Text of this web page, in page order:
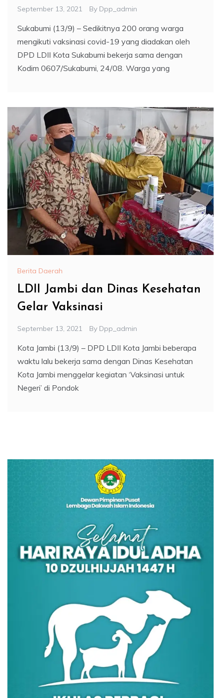
September 13, 2021 By Dpp_admin
Sukabumi (13/9) – Sedikitnya 200 orang warga
mengikuti vaksinasi covid-19 yang diadakan oleh
DPD LDII Kota Sukabumi bekerja sama dengan
Kodim 0607/Sukabumi, 24/08. Warga yang
Berita Daerah
LDII Jambi dan Dinas Kesehatan
Gelar Vaksinasi
September 13, 2021 By Dpp_admin
Kota Jambi (13/9) – DPD LDII Kota Jambi beberapa
waktu lalu bekerja sama dengan Dinas Kesehatan
Kota Jambi menggelar kegiatan ‘Vaksinasi untuk
Negeri’ di Pondok